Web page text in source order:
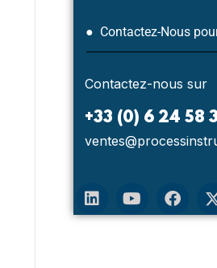
● Contactez-Nous
Contactez-nous sur
+33 (0) 6 24 58